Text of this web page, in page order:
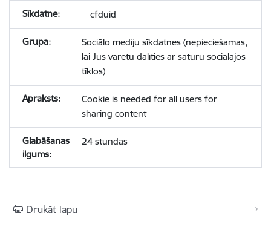
__cfduid
Sociālo mediju sīkdatnes (nepieciešamas,
lai Jūs varētu dalīties ar saturu sociālajos
tīklos)
Cookie is needed for all users for
sharing content
24 stundas
Drukāt lapu